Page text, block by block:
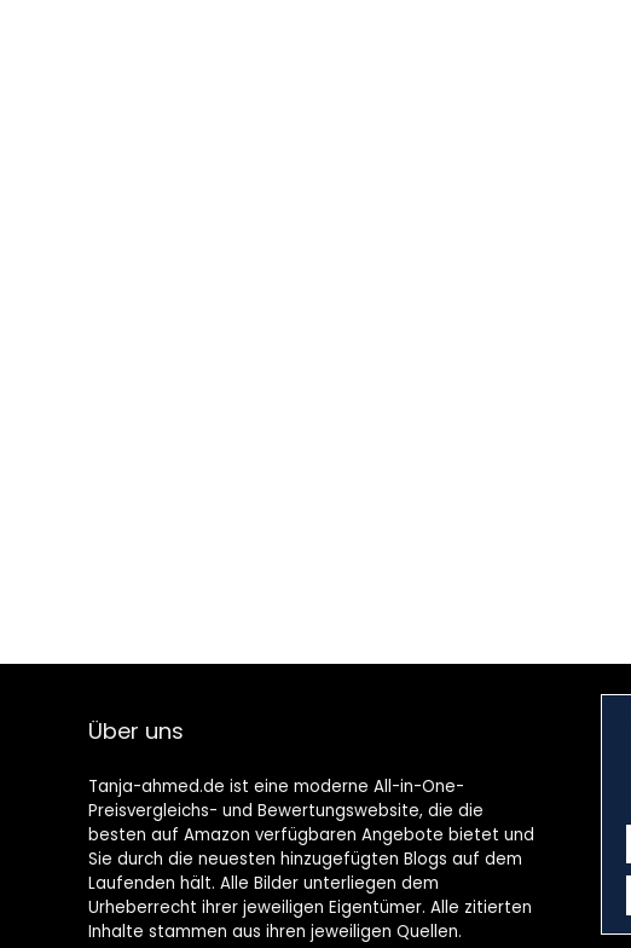
Über uns
Tanja-ahmed.de ist eine moderne All-in-One-
Preisvergleichs- und Bewertungswebsite, die die
besten auf Amazon verfügbaren Angebote bietet und
Sie durch die neuesten hinzugefügten Blogs auf dem
Laufenden hält. Alle Bilder unterliegen dem
Urheberrecht ihrer jeweiligen Eigentümer. Alle zitierten
Inhalte stammen aus ihren jeweiligen Quellen.